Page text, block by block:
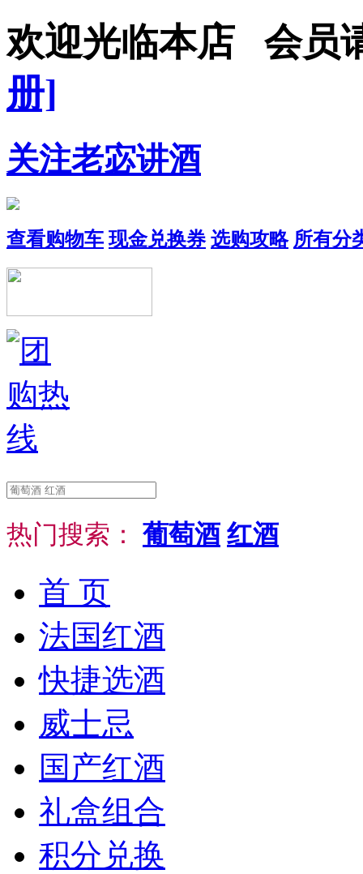
欢迎光临本店 会
册]
关注老宓讲酒
查看购物车 现金兑换券 选购攻略 所有分
热门搜索： 葡萄酒 红酒
首 页
法国红酒
快捷选酒
威士忌
国产红酒
礼盒组合
积分兑换